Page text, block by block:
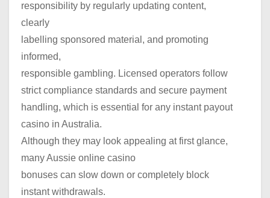
responsibility by regularly updating content,
clearly
labelling sponsored material, and promoting
informed,
responsible gambling. Licensed operators follow
strict compliance standards and secure payment
handling, which is essential for any instant payout
casino in Australia.
Although they may look appealing at first glance,
many Aussie online casino
bonuses can slow down or completely block
instant withdrawals.